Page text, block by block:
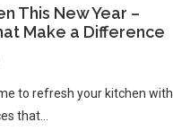
This New Year –
Make a Difference
to refresh your kitchen with
that…